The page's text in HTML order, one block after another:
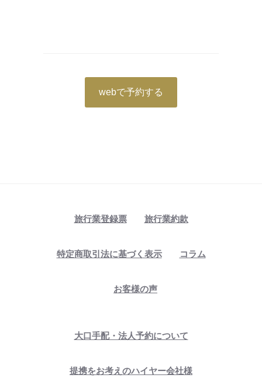
webで予約する
旅行業登録票 旅行業約款
特定商取引法に基づく表示 コラム
お客様の声
大口手配・法人予約について
提携をお考えのハイヤー会社様